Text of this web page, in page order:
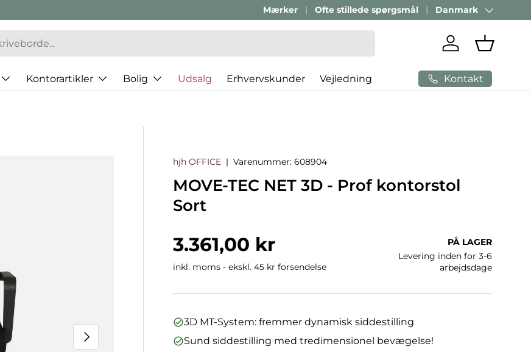
Mærker Ofte stillede spørgsmål Land/Region
Danmark
Log ind
Kontorartikler Bolig Udsalg Erhvervskunder Vejledning Kontakt
Næste
hjh OFFICE |Varenummer: 608904
MOVE-TEC NET 3D - Prof kontorstol
Sort
Normalpris
3.361,00 kr
inkl. moms - ekskl. 45 kr forsendelse
PÅ LAGER
Levering inden for 3-6
arbejdsdage
3D MT-System: fremmer dynamisk siddestilling
Sund siddestilling med tredimensionel bevægelse!